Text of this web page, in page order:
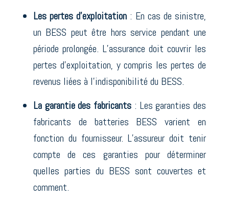
Les pertes d’exploitation : En cas de sinistre,
un BESS peut être hors service pendant une
période prolongée. L’assurance doit couvrir les
pertes d’exploitation, y compris les pertes de
revenus liées à l’indisponibilité du BESS.
La garantie des fabricants : Les garanties des
fabricants de batteries BESS varient en
fonction du fournisseur. L’assureur doit tenir
compte de ces garanties pour déterminer
quelles parties du BESS sont couvertes et
comment.